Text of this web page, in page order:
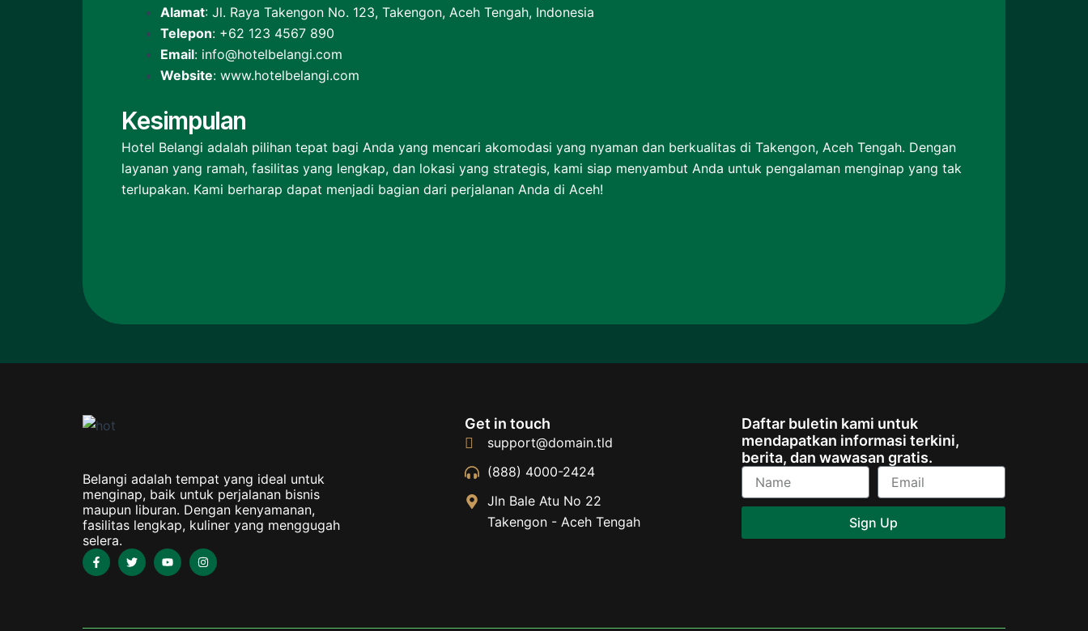
Alamat: Jl. Raya Takengon No. 123, Takengon, Aceh Tengah, Indonesia
Telepon: +62 123 4567 890
Email: info@hotelbelangi.com
Website: www.hotelbelangi.com
Kesimpulan
Hotel Belangi adalah pilihan tepat bagi Anda yang mencari akomodasi yang nyaman dan berkualitas di Takengon, Aceh Tengah. Dengan
layanan yang ramah, fasilitas yang lengkap, dan lokasi yang strategis, kami siap menyambut Anda untuk pengalaman menginap yang tak
terlupakan. Kami berharap dapat menjadi bagian dari perjalanan Anda di Aceh!
Belangi adalah tempat yang ideal untuk
menginap, baik untuk perjalanan bisnis
maupun liburan. Dengan kenyamanan,
fasilitas lengkap, kuliner yang menggugah
selera.
F
a
c
T
w
i
Y
o
u
I
n
s
Get in touch
support@domain.tld
(888) 4000-2424
Jln Bale Atu No 22
Takengon - Aceh Tengah
Daftar buletin kami untuk
mendapatkan informasi terkini,
berita, dan wawasan gratis.
Name Email
Sign Up